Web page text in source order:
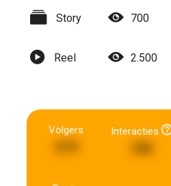
Story 700
Reel 2.500
Volgers Interacties